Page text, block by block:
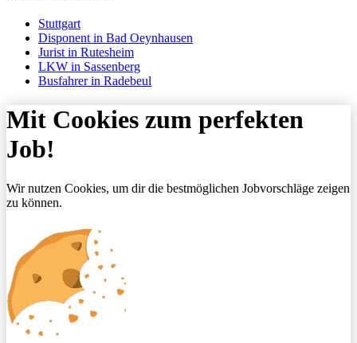
Stuttgart
Disponent in Bad Oeynhausen
Jurist in Rutesheim
LKW in Sassenberg
Busfahrer in Radebeul
Mit Cookies zum perfekten
Job!
Wir nutzen Cookies, um dir die bestmöglichen Jobvorschläge zeigen
zu können.